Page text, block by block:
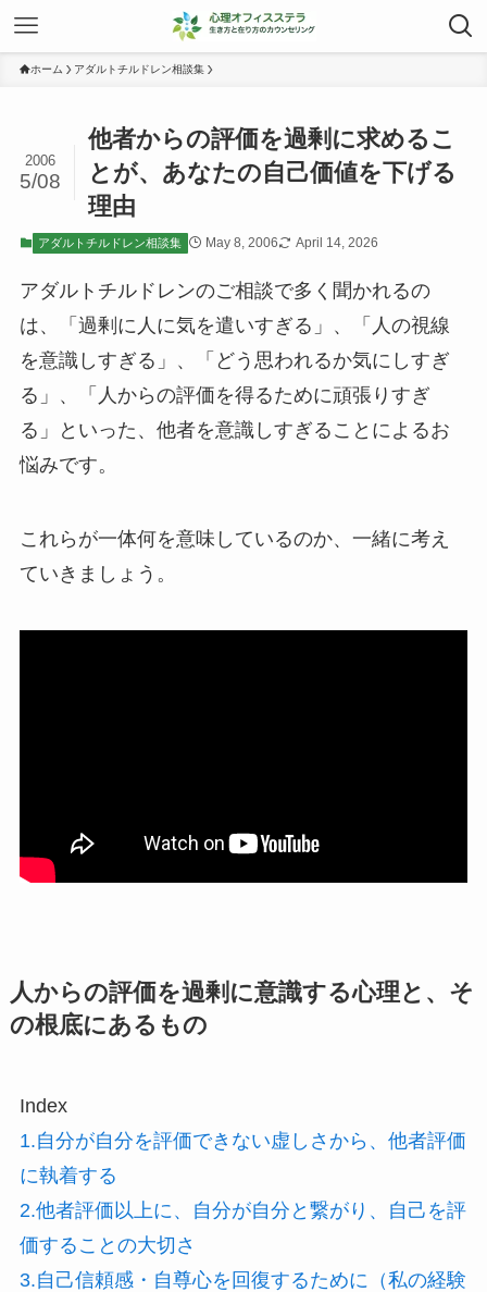
ホーム アダルトチルドレン相談集
他者からの評価を過剰に求めるこ
とが、あなたの自己価値を下げる
理由
2006
5/08
アダルトチルドレン相談集 May 8, 2006 April 14, 2026
アダルトチルドレンのご相談で多く聞かれるの
は、「過剰に人に気を遣いすぎる」、「人の視線
を意識しすぎる」、「どう思われるか気にしすぎ
る」、「人からの評価を得るために頑張りすぎ
る」といった、他者を意識しすぎることによるお
悩みです。
これらが一体何を意味しているのか、一緒に考え
ていきましょう。
人からの評価を過剰に意識する心理と、そ
の根底にあるもの
Index
1.自分が自分を評価できない虚しさから、他者評価
に執着する
2.他者評価以上に、自分が自分と繋がり、自己を評
価することの大切さ
3.自己信頼感・自尊心を回復するために（私の経験